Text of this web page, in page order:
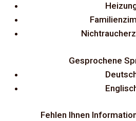
Gesprochene
Fehlen Ihnen